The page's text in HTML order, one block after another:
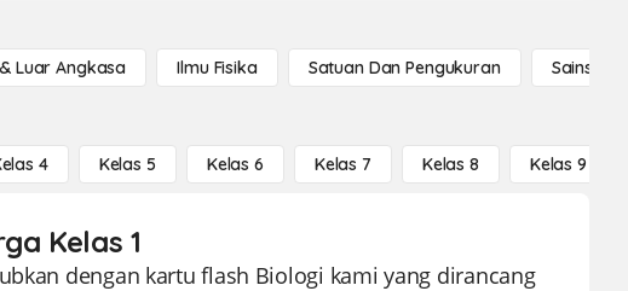
Luar Angkasa Ilmu Fisika Satuan Dan Pengukuran Sains
4 Kelas 5 Kelas 6 Kelas 7 Kelas 8 Kelas 9
Kelas 1
dengan kartu flash Biologi kami yang dirancang